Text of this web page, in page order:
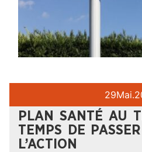
29Mai.
PLAN SANTÉ AU
TEMPS DE
L’ACTION